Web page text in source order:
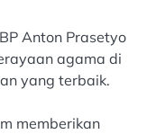
Anton Prasetyo
agama di
yang terbaik.
memberikan